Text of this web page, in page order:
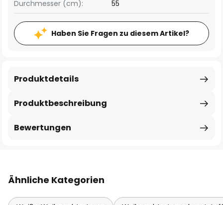
Durchmesser (cm): 55
Haben Sie Fragen zu diesem Artikel?
Produktbeschreibung
Produktdetails
Bewertungen
Ähnliche Kategorien